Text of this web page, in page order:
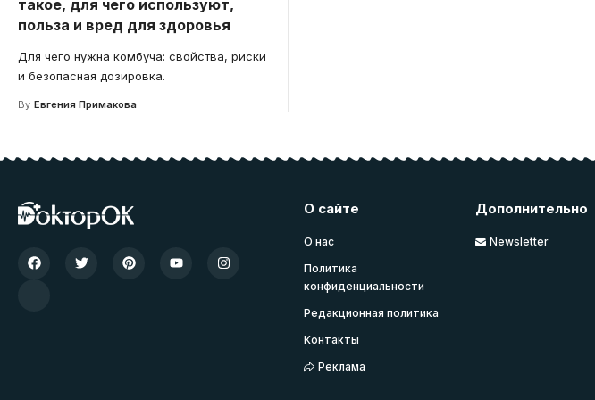
такое, для чего используют,
польза и вред для здоровья
Для чего нужна комбуча: свойства, риски
и безопасная дозировка.
By Евгения Примакова
О сайте
О нас
Политика
конфиденциальности
Редакционная политика
Контакты
Реклама
Дополнительно
Newsletter